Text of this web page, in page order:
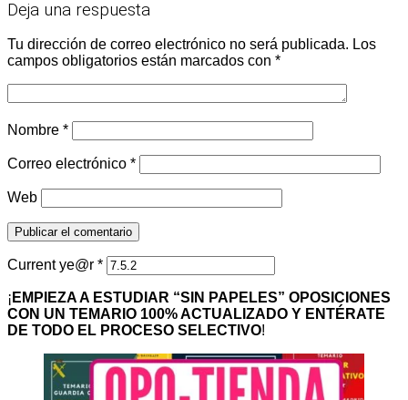
Deja una respuesta
Tu dirección de correo electrónico no será publicada. Los
campos obligatorios están marcados con *
Nombre *
Correo electrónico *
Web
Current ye@r *
¡ EMPIEZA A ESTUDIAR “SIN PAPELES” OPOSICIONES
CON UN TEMARIO 100% ACTUALIZADO Y ENTÉRATE
DE TODO EL PROCESO SELECTIVO!